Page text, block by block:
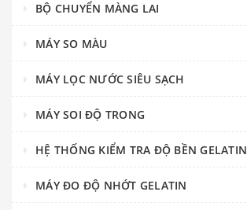
BỘ CHUYỂN MÀNG LAI
MÁY SO MÀU
MÁY LỌC NƯỚC SIÊU SẠCH
MÁY SOI ĐỘ TRONG
HỆ THỐNG KIỂM TRA ĐỘ BỀN GELATIN
MÁY ĐO ĐỘ NHỚT GELATIN